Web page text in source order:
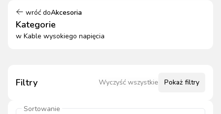
wróć doAkcesoria
Kategorie
w Kable wysokiego napięcia
Filtry Wyczyść wszystkie Pokaż filtry
Sortowanie